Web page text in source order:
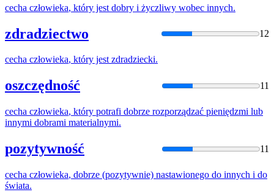
cecha człowieka, który jest dobry i życzliwy wobec innych.
zdradziectwo 12
cecha człowieka, który jest zdradziecki.
oszczędność 11
cecha człowieka, który potrafi dobrze rozporządzać pieniędzmi lub
innymi dobrami materialnymi.
pozytywność 11
cecha człowieka, dobrze (pozytywnie) nastawionego do innych i do
świata.